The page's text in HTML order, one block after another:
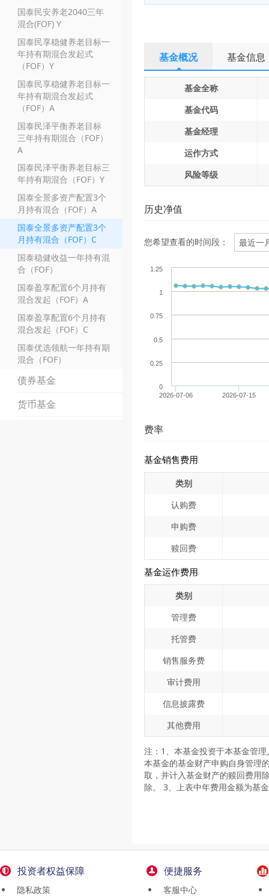
国泰民安养老2040三年
混合(FOF) Y
国泰民享稳健养老目标一
年持有期混合发起式
（FOF）Y
国泰民享稳健养老目标一
年持有期混合发起式
（FOF）A
国泰民泽平衡养老目标
三年持有期混合（FOF）
A
国泰民泽平衡养老目标三
年持有期混合（FOF）Y
国泰全景多资产配置3个
月持有混合（FOF）A
国泰全景多资产配置3个
月持有混合（FOF）C
国泰稳健收益一年持有混
合（FOF）
国泰盈享配置6个月持有
混合发起（FOF）A
国泰盈享配置6个月持有
混合发起（FOF）C
国泰优选领航一年持有期
混合（FOF）
债券基金
货币基金
基金概况 基金信息
基金全称
基金代码
基金经理
运作方式
风险等级
历史净值
您希望查看的时间段：
2026-07-06 2026-07-15
0
0.25
0.5
0.75
1
1.25
费率
基金销售费用
类别
认购费
申购费
赎回费
基金运作费用
类别
管理费
托管费
销售服务费
审计费用
信息披露费
其他费用
注：1、本基金投资于本基金管
本基金的基金财产申购自身管理
取，并计入基金财产的赎回费用
除。 3、上表中年费用金额为基
投资者权益保障
隐私政策
便捷服务
客服中心